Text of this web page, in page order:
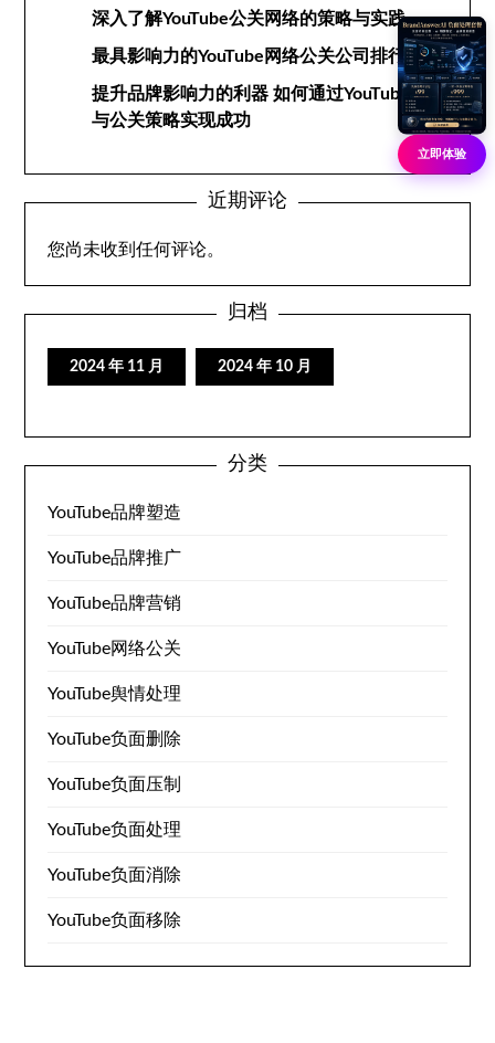
深入了解YouTube公关网络的策略与实践
最具影响力的YouTube网络公关公司排行榜
提升品牌影响力的利器 如何通过YouTube网络
与公关策略实现成功
近期评论
您尚未收到任何评论。
归档
2024 年 11 月 2024 年 10 月
分类
YouTube品牌塑造
YouTube品牌推广
YouTube品牌营销
YouTube网络公关
YouTube舆情处理
YouTube负面删除
YouTube负面压制
YouTube负面处理
YouTube负面消除
YouTube负面移除
立即体验